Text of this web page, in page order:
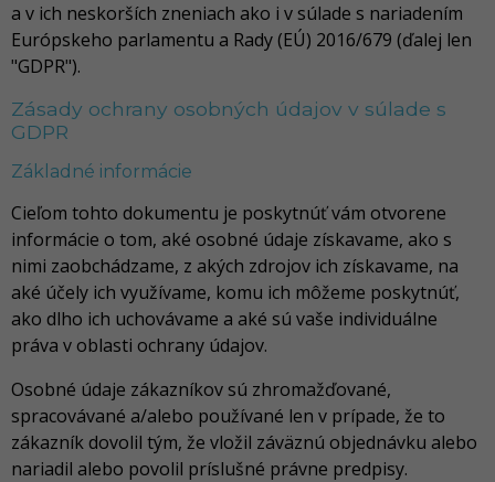
a v ich neskorších zneniach ako i v súlade s nariadením
Európskeho parlamentu a Rady (EÚ) 2016/679 (ďalej len
"GDPR").
Zásady ochrany osobných údajov v súlade s
GDPR
Základné informácie
Cieľom tohto dokumentu je poskytnúť vám otvorene
informácie o tom, aké osobné údaje získavame, ako s
nimi zaobchádzame, z akých zdrojov ich získavame, na
aké účely ich využívame, komu ich môžeme poskytnúť,
ako dlho ich uchovávame a aké sú vaše individuálne
práva v oblasti ochrany údajov.
Osobné údaje zákazníkov sú zhromažďované,
spracovávané a/alebo používané len v prípade, že to
zákazník dovolil tým, že vložil záväznú objednávku alebo
nariadil alebo povolil príslušné právne predpisy.